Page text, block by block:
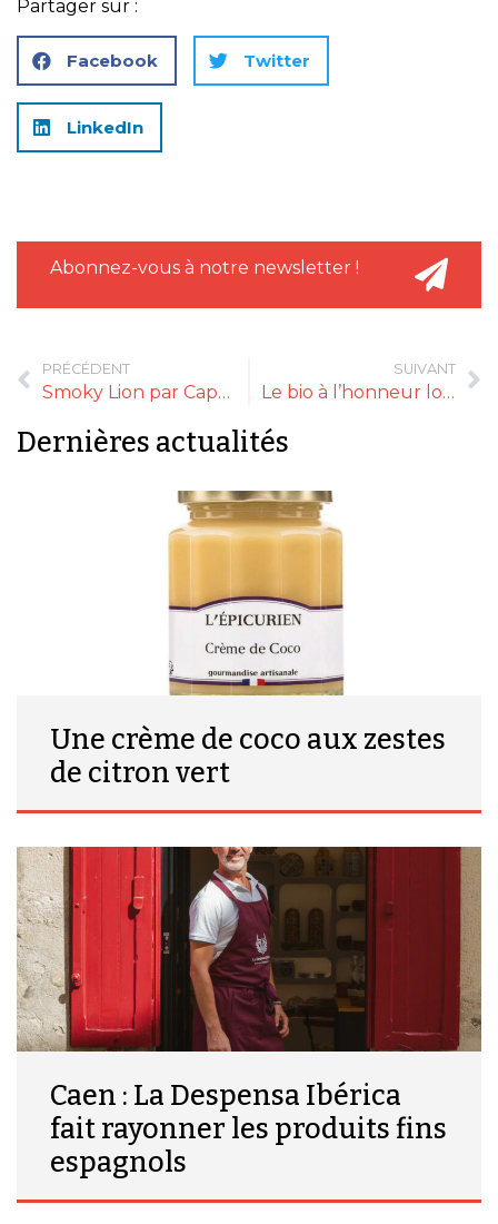
Partager sur :
Facebook Twitter
LinkedIn
Abonnez-vous à notre newsletter !
PRÉCÉDENT
Smoky Lion par Cape and Cape
SUIVANT
Le bio à l’honneur lors de Natexpo 2017
Dernières actualités
Une crème de coco aux zestes
de citron vert
Caen : La Despensa Ibérica
fait rayonner les produits fins
espagnols